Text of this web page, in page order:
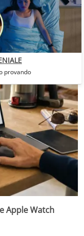
Apple Watch
provando